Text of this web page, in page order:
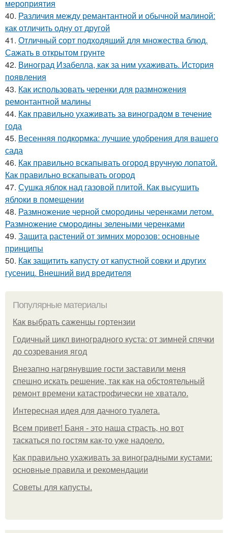
мероприятия
40. Различия между ремантантной и обычной малиной:
как отличить одну от другой
41. Отличный сорт подходящий для множества блюд.
Сажать в открытом грунте
42. Виноград Изабелла, как за ним ухаживать. История
появления
43. Как использовать черенки для размножения
ремонтантной малины
44. Как правильно ухаживать за виноградом в течение
года
45. Весенняя подкормка: лучшие удобрения для вашего
сада
46. Как правильно вскапывать огород вручную лопатой.
Как правильно вскапывать огород
47. Сушка яблок над газовой плитой. Как высушить
яблоки в помещении
48. Размножение черной смородины черенками летом.
Размножение смородины зелеными черенками
49. Защита растений от зимних морозов: основные
принципы
50. Как защитить капусту от капустной совки и других
гусениц. Внешний вид вредителя
Популярные материалы
Как выбрать саженцы гортензии
Годичный цикл виноградного куста: от зимней спячки
до созревания ягод
Внезапно нагрянувшие гости заставили меня
спешно искать решение, так как на обстоятельный
ремонт времени катастрофически не хватало.
Интересная идея для дачного туалета.
Всем привет! Баня - это наша страсть, но вот
таскаться по гостям как-то уже надоело.
Как правильно ухаживать за виноградными кустами:
основные правила и рекомендации
Советы для капусты.